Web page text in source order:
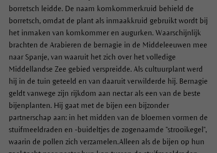
borretsch leidde. De naam komkommerkruid behield de
borretsch, omdat de plant als inmaakkruid gebruikt wordt bij
het inmaken van komkommer en augurken. Waarschijnlijk
brachten de Arabieren de bernagie in de Middeleeuwen mee
naar Spanje, van waaruit het zich over het volledige
Middellandse Zee gebied verspreidde. Als cultuurplant werd
hij in de tuin geteeld en van daaruit verwilderde hij. Bernagie
geldt vanwege zijn rijkdom aan nectar als een van de beste
bijenplanten. Hij gaat met de bijen een bijzonder
partnerschap aan: in het midden van de bloemen vormen de
stuifmeeldraden en -buideltjes de zogenaamde ''strooikegel'',
waarin de pollen zich verzamelen.Alleen als de bijen op hun